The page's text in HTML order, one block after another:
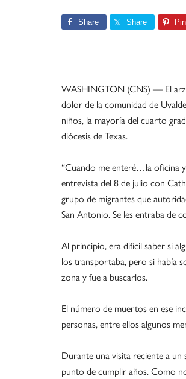
Share Share Pin
WASHINGTON (CNS) — El
dolor de la comunidad de
niños, la mayoría del cuarto
diócesis de Texas.
“Cuando me enteré…la oficina
entrevista del 8 de julio con
grupo de migrantes que
San Antonio. Se les entraba de
Al principio, era difícil saber si
los transportaba, pero si había
zona y fue a buscarlos.
El número de muertos en ese
personas, entre ellos algunos
Durante una visita reciente a un
punto de cumplir años. Como